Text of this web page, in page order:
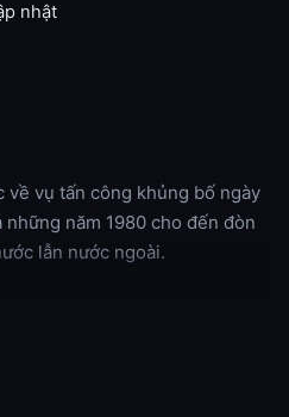
nhật
về vụ tấn công khủng bố ngày
những năm 1980 cho đến đòn
lẫn nước ngoài.